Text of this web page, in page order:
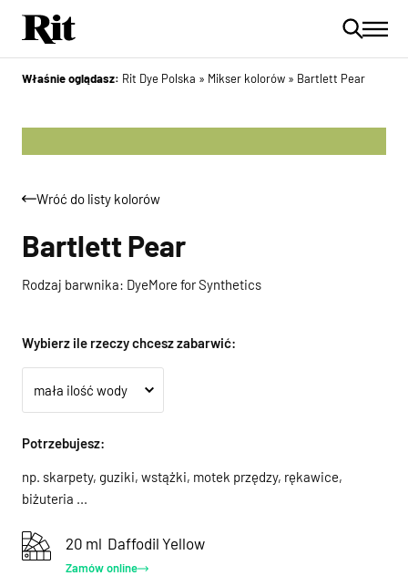
Właśnie oglądasz: Rit Dye Polska » Mikser kolorów » Bartlett Pear
Wróć do listy kolorów
Bartlett Pear
Rodzaj barwnika: DyeMore for Synthetics
Wybierz ile rzeczy chcesz zabarwić:
Potrzebujesz:
np. skarpety, guziki, wstążki, motek przędzy, rękawice,
biżuteria ...
20 ml Daffodil Yellow
Zamów online